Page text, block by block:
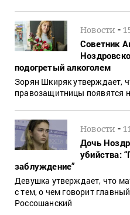
Новости -
Советник
подогретый алкоголем
Зорян Шкиряк утверждает,
правозащитницы появятся
Новости -
Дочь
убийства:
заблуждение”
Девушка утверждает, что
с тем, о чем говорит
Россошанский